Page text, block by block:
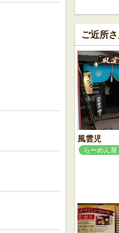
ご近所
風雲児
らーめん屋